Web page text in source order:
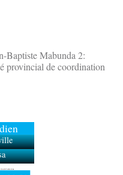
Baptiste Mabunda 2:
provincial de coordination